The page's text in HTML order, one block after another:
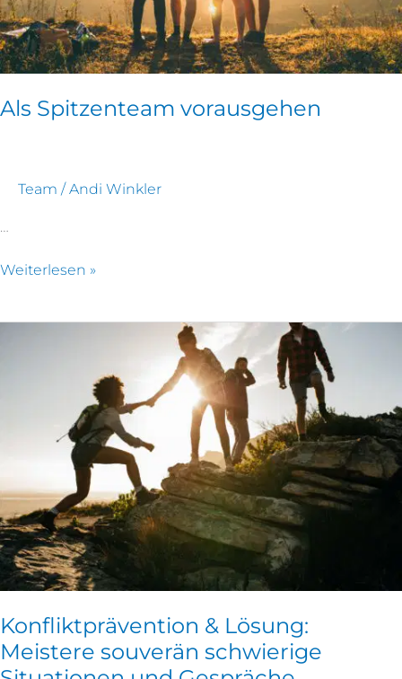
Als Spitzenteam vorausgehen
Team /Andi Winkler
…
Weiterlesen »
Konfliktprävention & Lösung:
Meistere souverän schwierige
schwierige
Situationen
und
Gespräche